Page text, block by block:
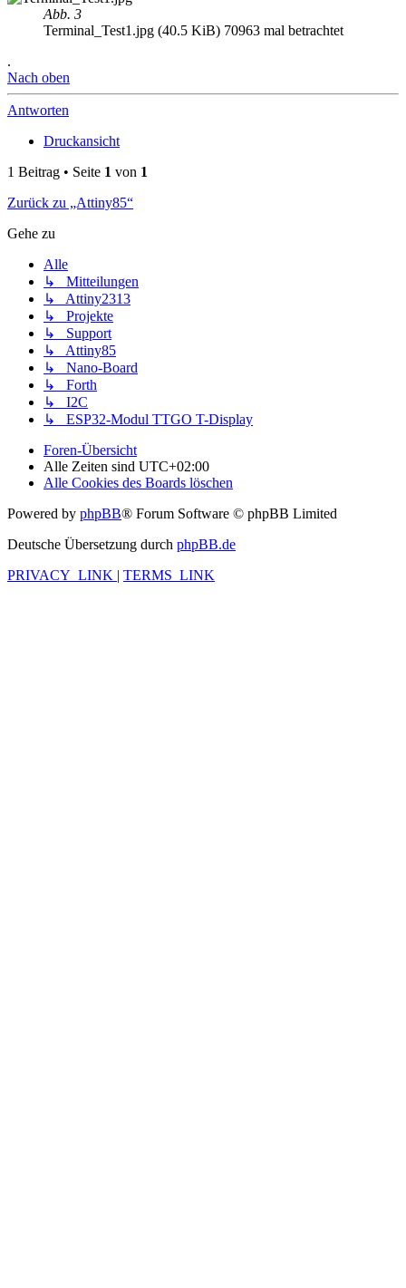
Abb. 3
Terminal_Test1.jpg (40.5 KiB) 70963 mal betrachtet
.
Nach oben
Antworten
Druckansicht
1 Beitrag • Seite 1 von 1
Zurück zu „Attiny85“
Gehe zu
Alle
↳ Mitteilungen
↳ Attiny2313
↳ Projekte
↳ Support
↳ Attiny85
↳ Nano-Board
↳ Forth
↳ I2C
↳ ESP32-Modul TTGO T-Display
Foren-Übersicht
Alle Zeiten sind UTC+02:00
Alle Cookies des Boards löschen
Powered by phpBB® Forum Software © phpBB Limited
Deutsche Übersetzung durch phpBB.de
PRIVACY_LINK | TERMS_LINK